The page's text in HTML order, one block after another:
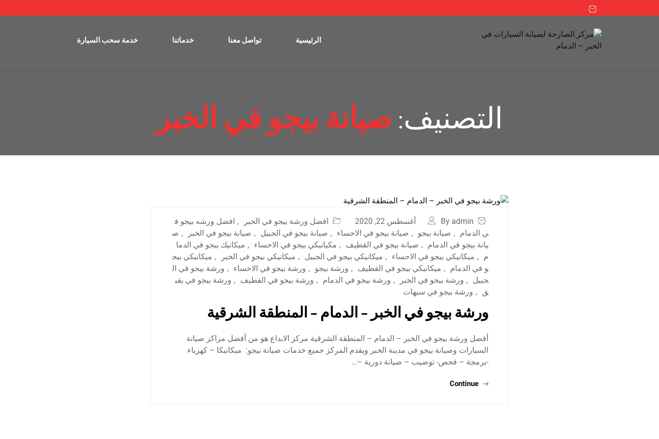
الرئيسية تواصل معنا خدماتنا خدمة سحب السيارة
التصنيف: صيانة بيجو في الخبر
By admin أغسطس 22, 2020 افضل ورشة بيجو في الخبر , افضل ورشه بيجو ف
ي الدمام , صيانة بيجو , صيانة بيجو في الاحساء , صيانة بيجو في الجبيل , صيانة بيجو في الخبر , ص
يانة بيجو في الدمام , صيانة بيجو في القطيف , مكيانيكي بيجو في الاحساء , ميكانيك بيجو في الدما
م , ميكانيكي بيجو في الاحساء , ميكانيكي بيجو في الجبيل , ميكانيكي بيجو في الخبر , ميكانيكي بيج
و في الدمام , ميكانيكي بيجو في القطيف , ورشة بيجو , ورشة بيجو في الاحساء , ورشة بيجو في ال
جبيل , ورشة بيجو في الخبر , ورشة بيجو في الدمام , ورشة بيجو في القطيف , ورشة بيجو في بقي
ق , ورشة بيجو في سيهات
ورشة بيجو في الخبر – الدمام – المنطقة الشرقية
أفضل ورشة بيجو في الخبر – الدمام – المنطقة الشرقية مركز الابداع هو من أفضل مراكز صيانة
السيارات وصيانة بيجو في مدينة الخبر ويقدم المركز جميع خدمات صيانة بيجو: ميكانيكا – كهرباء
-برمجة – فحص- توضيب – صيانة دورية –…
Continue